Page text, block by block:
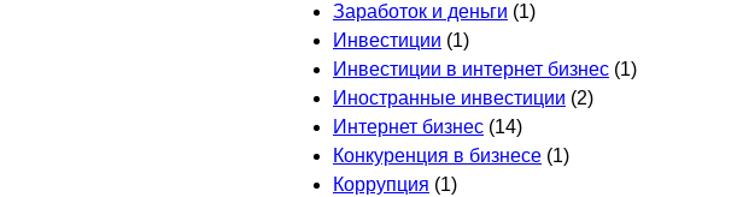
Заработок и деньги (1)
Инвестиции (1)
Инвестиции в интернет бизнес (1)
Иностранные инвестиции (2)
Интернет бизнес (14)
Конкуренция в бизнесе (1)
Коррупция (1)